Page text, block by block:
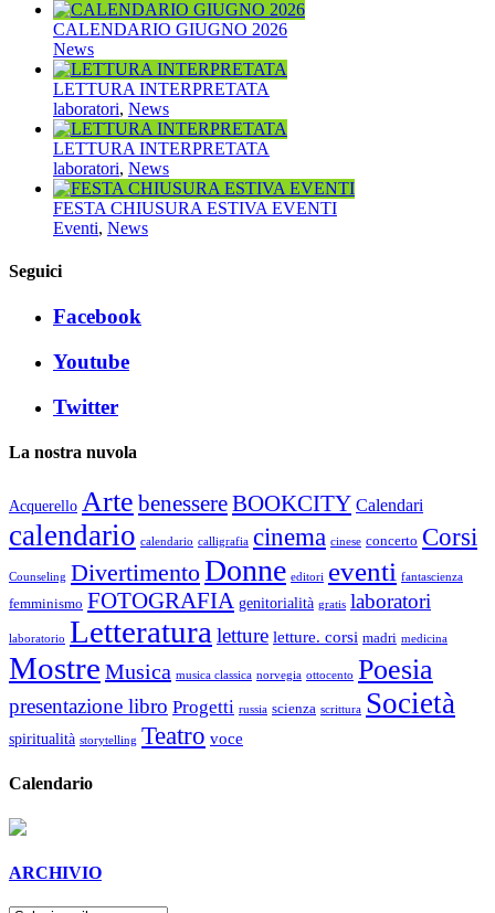
CALENDARIO GIUGNO 2026
News
LETTURA INTERPRETATA
laboratori, News
LETTURA INTERPRETATA
laboratori, News
FESTA CHIUSURA ESTIVA EVENTI
Eventi, News
Seguici
Facebook
Youtube
Twitter
La nostra nuvola
Acquerello Arte benessereBOOKCITY Calendari
calendario calendario calligrafia cinema cinese concerto Corsi
Counseling DivertimentoDonne editori eventi fantascienza
femminismo FOTOGRAFIA genitorialità gratis laboratori
laboratorio Letteratura letture letture. corsi madri medicina
Mostre Musica musica classica norvegia ottocento Poesia
presentazione libro Progetti russia scienza scrittura Società
spiritualità storytelling Teatro voce
Calendario
ARCHIVIO